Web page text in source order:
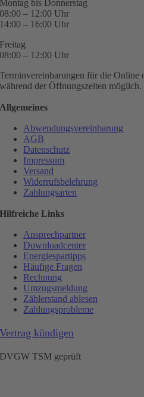
Montag bis Donnerstag
08:00 – 12:00 Uhr
14:00 – 16:00 Uhr
Freitag
08:00 – 12:00 Uhr
Terminvereinbarungen für die Online
während der Öffnungszeiten möglich.
Allgemeines
Abwendungsvereinbarung
AGB
Datenschutz
Impressum
Versand
Widerrufsbelehrung
Zahlungsarten
Hilfreiche Links
Ansprechpartner
Downloadcenter
Energiespartipps
Häufige Fragen
Rechnung
Umzugsmeldung
Zählerstand ablesen
Zahlungsprobleme
Vertrag kündigen
DVGW TSM geprüft